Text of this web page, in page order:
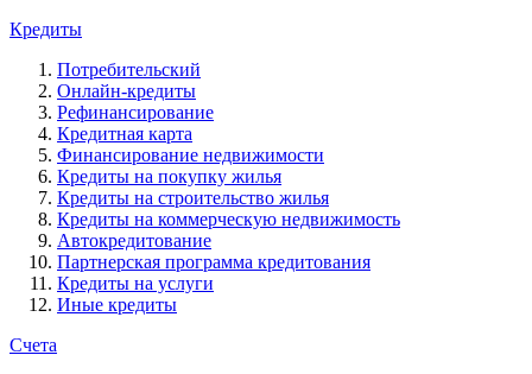
Кредиты
Потребительский
Онлайн-кредиты
Рефинансирование
Кредитная карта
Финансирование недвижимости
Кредиты на покупку жилья
Кредиты на строительство жилья
Кредиты на коммерческую недвижимость
Автокредитование
Партнерская программа кредитования
Кредиты на услуги
Иные кредиты
Счета